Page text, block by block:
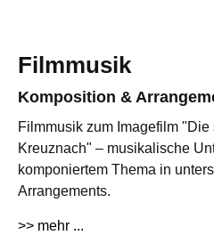
Filmmusik
Komposition &
Filmmusik zum Imagefilm
Kreuznach" – musikalische
komponiertem Thema in
Arrangements.
>> mehr ...